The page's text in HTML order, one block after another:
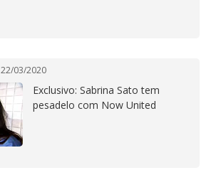
22/03/2020
Exclusivo: Sabrina Sato tem
pesadelo com Now United